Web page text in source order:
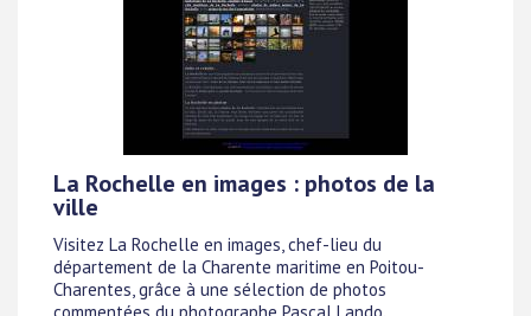
La Rochelle en images : photos de la
ville
Visitez La Rochelle en images, chef-lieu du
département de la Charente maritime en Poitou-
Charentes, grâce à une sélection de photos